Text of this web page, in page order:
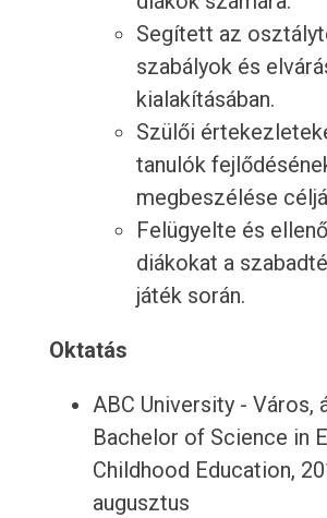
Segített az
szabályok és
kialakításában.
Szülői
tanulók
megbeszélése
Felügyelte és
diákokat a
játék során.
Oktatás
ABC University - Város,
Bachelor of Science in
Childhood Education,
augusztus